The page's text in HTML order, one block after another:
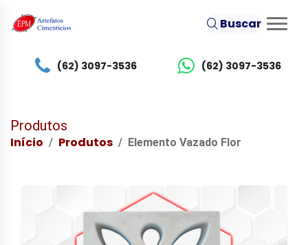
Buscar
(62) 3097-3536 (62) 3097-3536
Produtos
Início Produtos Elemento Vazado Flor